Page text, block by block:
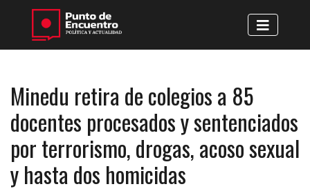
Minedu retira de colegios a 85
docentes procesados y sentenciados
por terrorismo, drogas, acoso sexual
y hasta dos homicidas